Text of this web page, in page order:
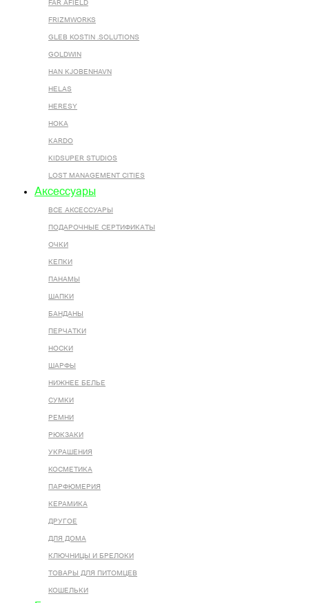
FAR AFIELD
FRIZMWORKS
GLEB KOSTIN .SOLUTIONS
GOLDWIN
HAN KJOBENHAVN
HELAS
HERESY
HOKA
KARDO
KIDSUPER STUDIOS
LOST MANAGEMENT CITIES
Аксессуары
ВСЕ AКСЕССУАРЫ
ПОДАРОЧНЫЕ СЕРТИФИКАТЫ
ОЧКИ
КЕПКИ
ПАНАМЫ
ШАПКИ
БАНДАНЫ
ПЕРЧАТКИ
НОСКИ
ШАРФЫ
НИЖНЕЕ БЕЛЬЕ
СУМКИ
РЕМНИ
РЮКЗАКИ
УКРАШЕНИЯ
КОСМЕТИКА
ПАРФЮМЕРИЯ
КЕРАМИКА
ДРУГОЕ
ДЛЯ ДОМА
КЛЮЧНИЦЫ И БРЕЛОКИ
ТОВАРЫ ДЛЯ ПИТОМЦЕВ
КОШЕЛЬКИ